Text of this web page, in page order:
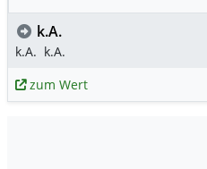
k.A.
k.A. k.A.
zum Wert